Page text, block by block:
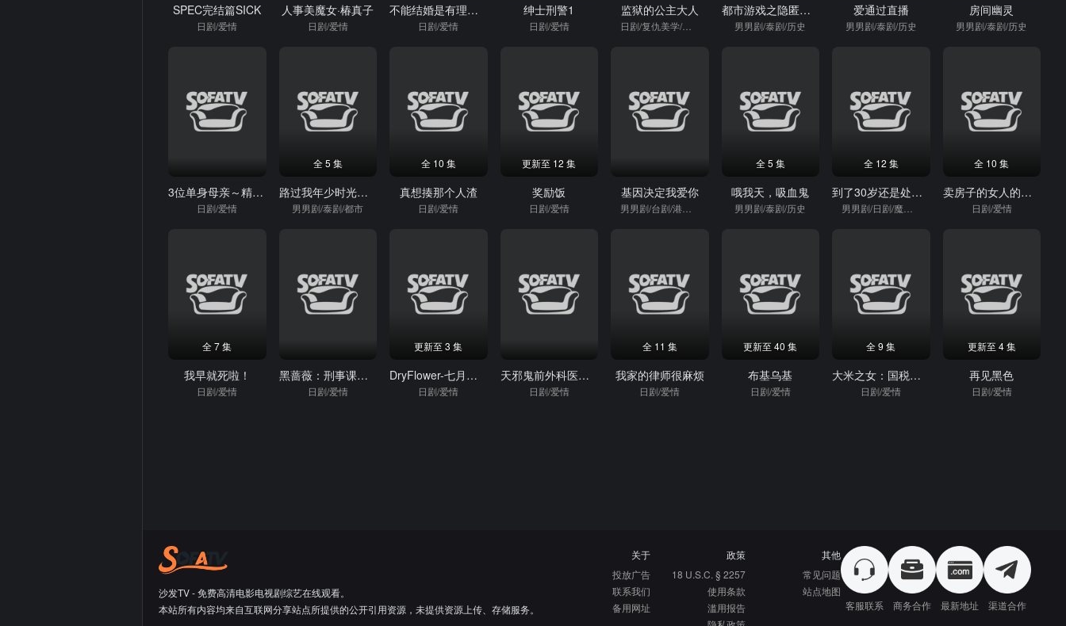
SPEC完结篇SICK
日剧/爱情
人事美魔女·椿真子
日剧/爱情
不能结婚是有理由的
日剧/爱情
绅士刑警1
日剧/爱情
监狱的公主大人
日剧/复仇美学/爱情
都市游戏之隐匿之爱
男男剧/泰剧/历史
爱通过直播
男男剧/泰剧/历史
房间幽灵
男男剧/泰剧/历史
3位单身母亲～精彩的人生逆转故事～
日剧/爱情
全 5 集
路过我年少时光的蓝色
男男剧/泰剧/都市
全 10 集
真想揍那个人渣
日剧/爱情
更新至 12 集
奖励饭
日剧/爱情
基因决定我爱你
全 5 集
哦我天，吸血鬼
男男剧/泰剧/历史
全 12 集
到了30岁还是处男，似乎会变成魔法师
全 10 集
卖房子的女人的逆袭
日剧/爱情
全 7 集
我早就死啦！
日剧/爱情
黑蔷薇：刑事课强行犯系神木恭子
日剧/爱情
更新至 3 集
DryFlower-七月的房间-
日剧/爱情
天邪鬼前外科医生杀手最后的战斗
日剧/爱情
全 11 集
我家的律师很麻烦
日剧/爱情
更新至 40 集
布基乌基
日剧/爱情
全 9 集
大米之女：国税局资料调查课·杂国室
日剧/爱情
更新至 4 集
再见黑色
日剧/爱情
沙发TV - 免费高清电影电视剧综艺在线观看。
本站所有内容均来自互联网分享站点所提供的公开引用资源，未提供资源上传、存储服务。
关于
投放广告
联系我们
备用网址
政策
18 U.S.C. § 2257
使用条款
滥用报告
其他
常见问题
站点地图
客服联系
商务合作 最新地址 渠道合作